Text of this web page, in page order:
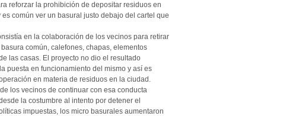
reforzar la prohibición de depositar residuos en
común ver un basural justo debajo del cartel que
en la colaboración de los vecinos para retirar
común, calefones, chapas, elementos
las casas. El proyecto no dio el resultado
puesta en funcionamiento del mismo y así es
en materia de residuos en la ciudad.
los vecinos de continuar con esa conducta
la costumbre al intento por detener el
impuestas, los micro basurales aumentaron